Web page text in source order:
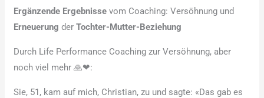
Ergänzende Ergebnissevom Coaching: Versöhnung und
ErneuerungderTochter-Mutter-Beziehung
Durch Life Performance Coaching zur Versöhnung, aber
noch viel mehr 🙏❤:
Sie, 51, kam auf mich, Christian, zu und sagte: «Das gab es